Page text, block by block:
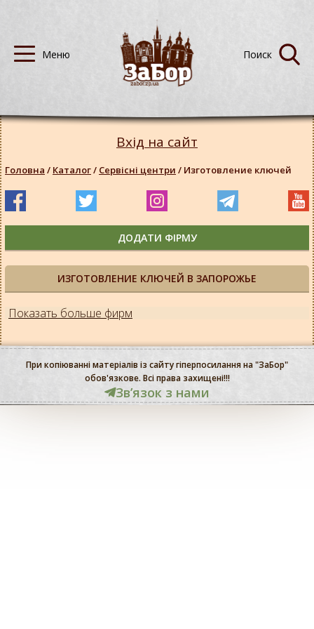
ИЗГОТОВЛЕНИЕ КЛЮЧЕЙ В ЗАПОРОЖЬЕ
Показать больше фирм
Вхід на сайт
Головна / Каталог/ Сервісні центри / Изготовление ключей
ДОДАТИ ФІРМУ
При копіюванні матеріалів із сайту гіперпосилання на "ЗаБор"
обов'язкове. Всі права захищені!!!
Звʼязок з нами